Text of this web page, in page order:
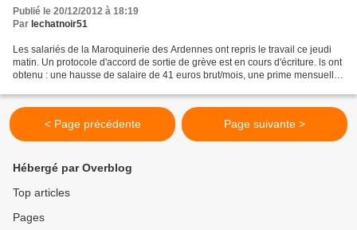
Publié le 20/12/2012 à 18:19
Par lechatnoir51
Les salariés de la Maroquinerie des Ardennes ont repris le travail ce jeudi
matin. Un protocole d'accord de sortie de grève est en cours d'écriture. ls ont
obtenu : une hausse de salaire de 41 euros brut/mois, une prime mensuelle
< Page précédente Page suivante >
Hébergé par Overblog
Top articles
Pages